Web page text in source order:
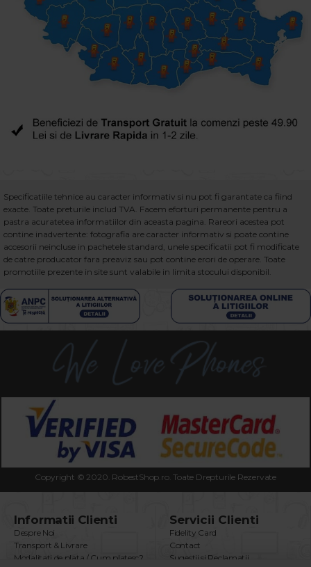
Specificatiile tehnice au caracter informativ si nu pot fi garantate ca fiind
exacte. Toate preturile includ TVA. Facem eforturi permanente pentru a
pastra acuratetea informatiilor din aceasta pagina. Rareori acestea pot
contine inadvertente: fotografia are caracter informativ si poate contine
accesorii neincluse in pachetele standard, unele specificatii pot fi modificate
de catre producator fara preaviz sau pot contine erori de operare. Toate
promotiile prezente in site sunt valabile in limita stocului disponibil.
Copyright © 2020. RobestShop.ro. Toate Drepturile Rezervate
Informatii Clienti
Despre Noi
Transport & Livrare
Modalitati de plata / Cum platesc?
Servicii Clienti
Fidelity Card
Contact
Sugestii si Reclamatii